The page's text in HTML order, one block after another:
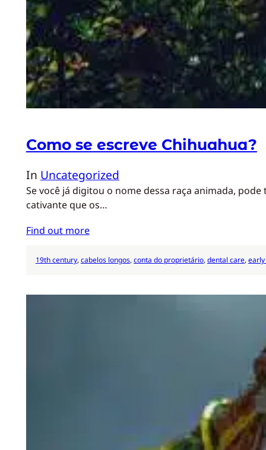
Como se escreve Chihuahua?
In Uncategorized
Se você já digitou o nome dessa raça animada,
cativante que os…
Find out more
19th century, cabelos longos, conta do proprietário, dental care,